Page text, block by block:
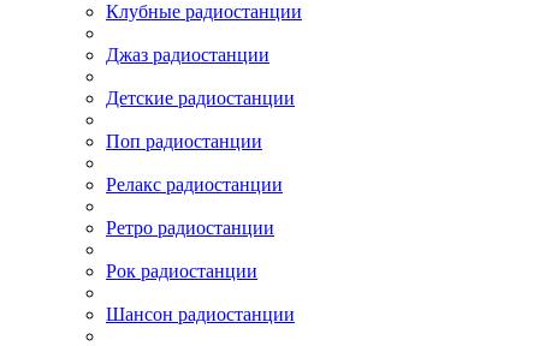
Клубные радиостанции
Джаз радиостанции
Детские радиостанции
Поп радиостанции
Релакс радиостанции
Ретро радиостанции
Рок радиостанции
Шансон радиостанции